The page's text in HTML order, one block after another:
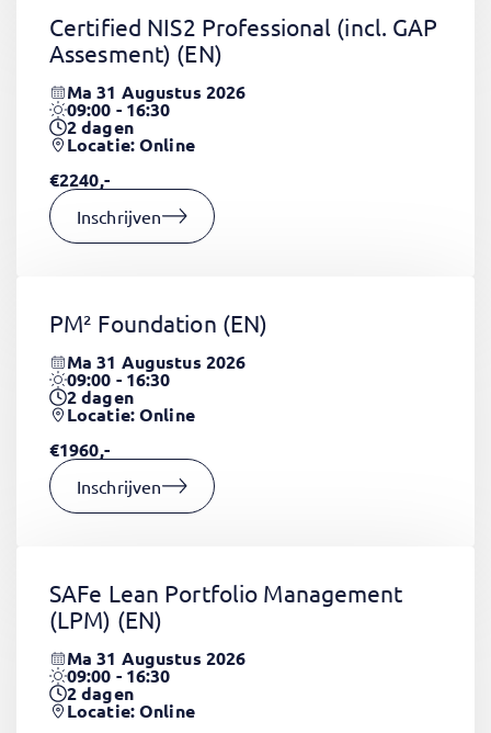
Certified NIS2 Professional (incl. GAP
Assesment) (EN)
Ma 31 Augustus 2026
09:00 - 16:30
2dagen
Locatie: Online
€2240,-
Inschrijven
PM² Foundation (EN)
Ma 31 Augustus 2026
09:00 - 16:30
2dagen
Locatie: Online
€1960,-
Inschrijven
SAFe Lean Portfolio Management
(LPM) (EN)
Ma 31 Augustus 2026
09:00 - 16:30
2dagen
Locatie: Online